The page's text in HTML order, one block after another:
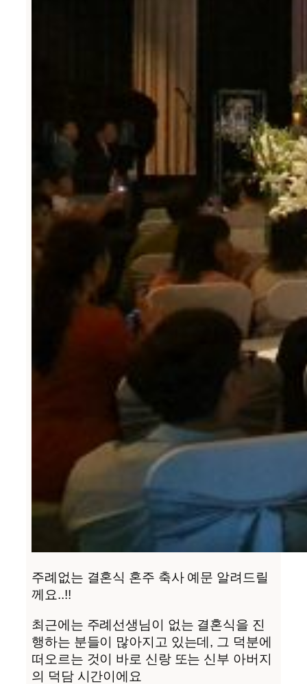
주례없는 결혼식 혼주 축사 예문 알려드릴
께요..!!
최근에는 주례선생님이 없는 결혼식을 진
행하는 분들이 많아지고 있는데, 그 덕분에
떠오르는 것이 바로 신랑 또는 신부 아버지
의 덕담 시간이에요